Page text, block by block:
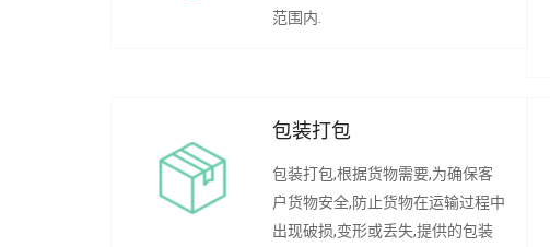
范围内.
包装打包
包装打包,根据货物需要,为确保客
户货物安全,防止货物在运输过程中
出现破损,变形或丢失,提供的包装